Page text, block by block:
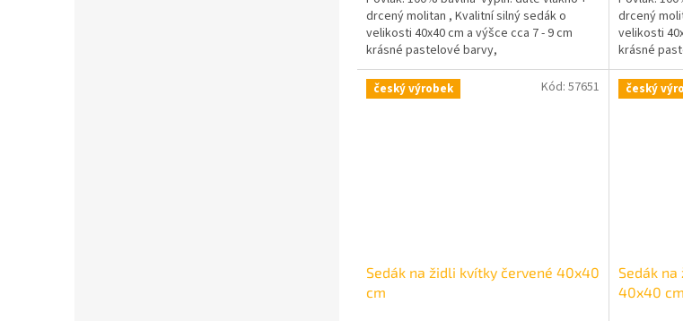
drcený molitan , Kvalitní silný sedák o
velikosti 40x40 cm a výšce cca 7 - 9 cm
krásné pastelové barvy,
drcený
velikosti
krásné
český výrobek
Sedák na židli kvítky červené 40x40
cm
Kód: 57651 český
Sedák
40x40 cm